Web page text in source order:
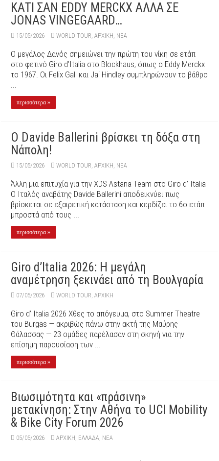
ΚΑΤΙ ΣΑΝ EDDY MERCKX ΑΛΛΑ ΣΕ
JONAS VINGEGAARD…
15/05/2026 WORLD TOUR,ΑΡΧΙΚΉ, ΝΕΑ
Ο μεγάλος Δανός σημειώνει την πρώτη του νίκη σε ετάπ
στο φετινό Giro d’Italia στο Blockhaus, όπως ο Eddy Merckx
το 1967. Οι Felix Gall και Jai Hindley συμπληρώνουν το βάθρο
...
περισσότερα »
O Davide Ballerini βρίσκει τη δόξα στη
Νάπολη!
15/05/2026 WORLD TOUR,ΑΡΧΙΚΉ, ΝΕΑ
Άλλη μια επιτυχία για την XDS Astana Team στο Giro d’ Italia
Ο Ιταλός αναβάτης Davide Ballerini αποδεικνύει πως
βρίσκεται σε εξαιρετική κατάσταση και κερδίζει το 6ο ετάπ
μπροστά από τους ...
περισσότερα »
Giro d’Italia 2026: Η μεγάλη
αναμέτρηση ξεκινάει από τη Βουλγαρία
07/05/2026 WORLD TOUR,ΑΡΧΙΚΉ
Giro d’ Italia 2026 Χθες το απόγευμα, στο Summer Theatre
του Burgas — ακριβώς πάνω στην ακτή της Μαύρης
Θάλασσας — 23 ομάδες παρέλασαν στη σκηνή για την
επίσημη παρουσίαση των ...
περισσότερα »
Βιωσιμότητα και «πράσινη»
μετακίνηση: Στην Αθήνα το UCI Mobility
& Bike City Forum 2026
05/05/2026 ΑΡΧΙΚΉ, ΕΛΛΑΔΑ, ΝΕΑ